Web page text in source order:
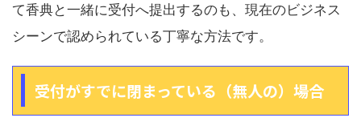
て香典と一緒に受付へ提出するのも、現在のビジネス
シーンで認められている丁寧な方法です。
受付がすでに閉まっている（無人の）場合